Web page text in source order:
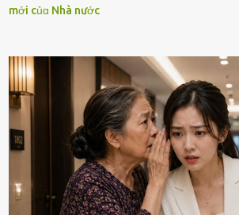
mới củɑ Nhà nước